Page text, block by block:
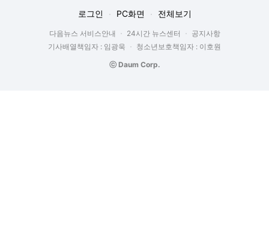
로그인 PC화면 전체보기
다음뉴스 서비스안내 24시간 뉴스센터
공지사항
기사배열책임자 : 임광욱
청소년보호책임자 : 이호원
ⓒ Daum Corp.